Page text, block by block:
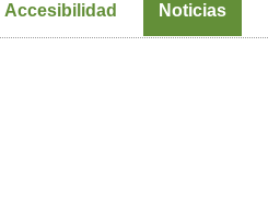
Accesibilidad Noticias